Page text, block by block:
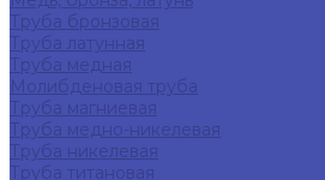
Труба бронзовая
Труба латунная
Труба медная
Молибденовая труба
Труба магниевая
Труба медно-никелевая
Труба никелевая
Труба титановая